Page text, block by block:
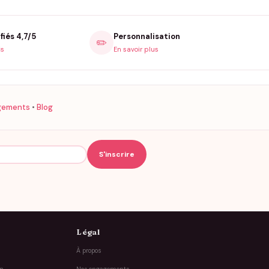
4,7/5 ✏️ Personnalisation
En savoir plus
• Blog
Légal
À propos